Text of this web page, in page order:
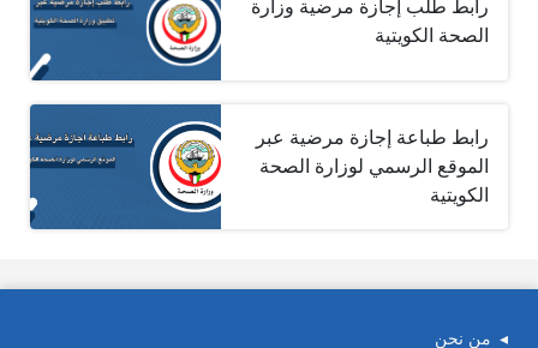
رابط طلب إجازة مرضية وزارة
الصحة الكويتية
رابط طباعة إجازة مرضية عبر
الموقع الرسمي لوزارة الصحة
الكويتية
من نحن